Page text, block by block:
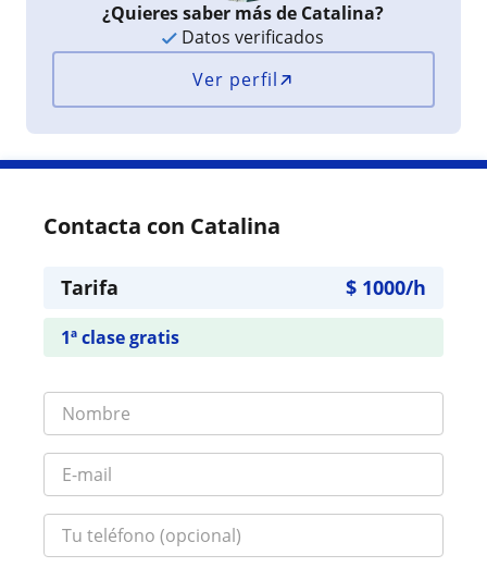
¿Quieres saber más de Catalina?
Datos verificados
Ver perfil
Contacta con Catalina
Tarifa $ 1000/h
1ª clase gratis